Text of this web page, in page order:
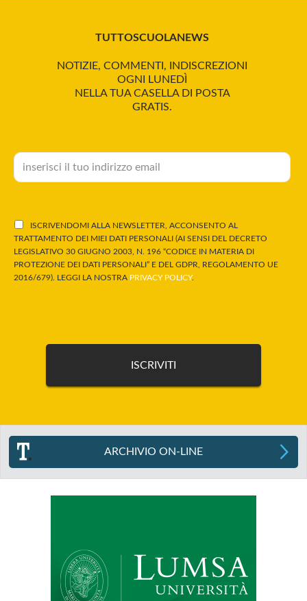
TUTTOSCUOLANEWS
NOTIZIE, COMMENTI, INDISCREZIONI
OGNI LUNEDÌ
NELLA TUA CASELLA DI POSTA
GRATIS.
ISCRIVENDOMI ALLA NEWSLETTER, ACCONSENTO AL
TRATTAMENTO DEI MIEI DATI PERSONALI (AI SENSI DEL DECRETO
LEGISLATIVO 30 GIUGNO 2003, N. 196 “CODICE IN MATERIA DI
PROTEZIONE DEI DATI PERSONALI” E DEL GDPR, REGOLAMENTO UE
2016/679). LEGGI LA NOSTRA PRIVACY POLICY.
ARCHIVIO ON-LINE